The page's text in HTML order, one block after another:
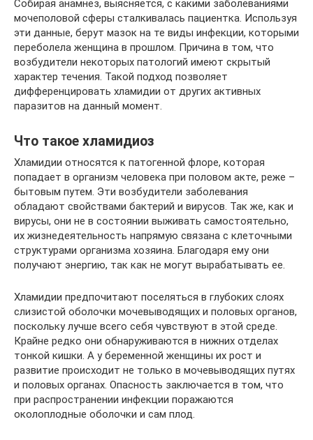
Собирая анамнез, выясняется, с какими заболеваниями
мочеполовой сферы сталкивалась пациентка. Используя
эти данные, берут мазок на те виды инфекции, которыми
переболела женщина в прошлом. Причина в том, что
возбудители некоторых патологий имеют скрытый
характер течения. Такой подход позволяет
дифференцировать хламидии от других активных
паразитов на данный момент.
Что такое хламидиоз
Хламидии относятся к патогенной флоре, которая
попадает в организм человека при половом акте, реже –
бытовым путем. Эти возбудители заболевания
обладают свойствами бактерий и вирусов. Так же, как и
вирусы, они не в состоянии выживать самостоятельно,
их жизнедеятельность напрямую связана с клеточными
структурами организма хозяина. Благодаря ему они
получают энергию, так как не могут вырабатывать ее.
Хламидии предпочитают поселяться в глубоких слоях
слизистой оболочки мочевыводящих и половых органов,
поскольку лучше всего себя чувствуют в этой среде.
Крайне редко они обнаруживаются в нижних отделах
тонкой кишки. А у беременной женщины их рост и
развитие происходит не только в мочевыводящих путях
и половых органах. Опасность заключается в том, что
при распространении инфекции поражаются
околоплодные оболочки и сам плод.